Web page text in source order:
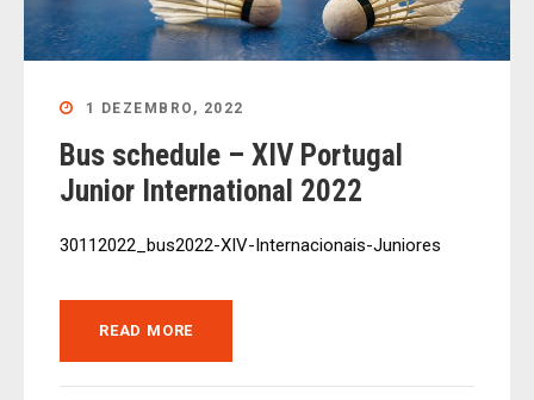
1 DEZEMBRO, 2022
Bus schedule – XIV Portugal
Junior International 2022
30112022_bus2022-XIV-Internacionais-Juniores
READ MORE